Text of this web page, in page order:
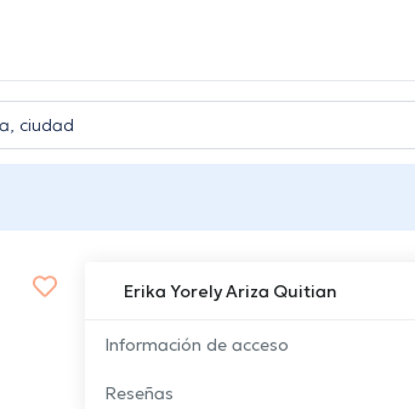
Erika Yorely Ariza Quitian
Información de acceso
Reseñas